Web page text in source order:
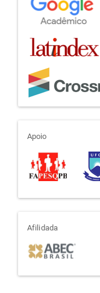
apoio
Apoio
afiliada
Afilidada